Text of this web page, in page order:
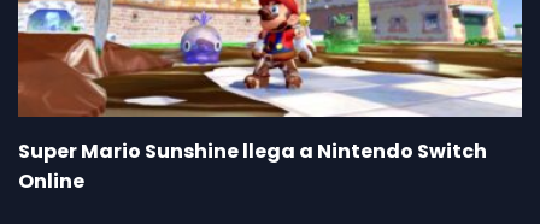
Super Mario Sunshine llega a Nintendo Switch
Online